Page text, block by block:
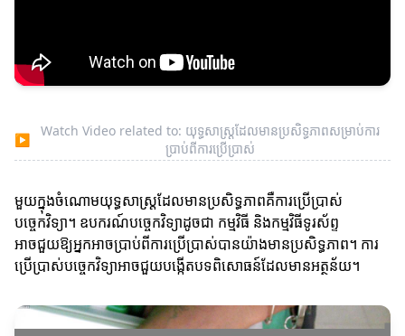
▶
Watch Video related to: យុទ្ធសាស្ត្រដែលមានប្រសិទ្ធភាពសម្រាប់ការ
ប្រាប់ពីការប្រើប្រាស់
មួយក្នុងចំណោមយុទ្ធសាស្ត្រដែលមានប្រសិទ្ធភាពគឺការប្រើប្រាស់
បច្ចេកវិទ្យា។ ឧបករណ៍បច្ចេកវិទ្យាដូចជា កម្មវិធី និងកម្មវិធីទូរស័ព្ទ
អាចជួយឱ្យអ្នកអាចប្រាប់ពីការប្រើប្រាស់បានយ៉ាងមានប្រសិទ្ធភាព។ ការ
ប្រើប្រាស់បច្ចេកវិទ្យាអាចជួយបង្កើតបទពិសោធន៍ដែលមានអត្ថន័យ។